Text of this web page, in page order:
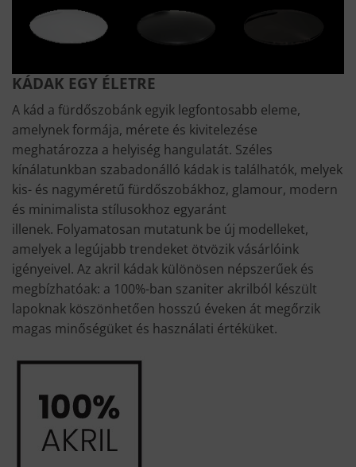
KÁDAK EGY ÉLETRE
A kád a fürdőszobánk egyik legfontosabb eleme,
amelynek formája, mérete és kivitelezése
meghatározza a helyiség hangulatát. Széles
kínálatunkban szabadonálló kádak is találhatók, melyek
kis- és nagyméretű fürdőszobákhoz, glamour, modern
és minimalista stílusokhoz egyaránt
illenek. Folyamatosan mutatunk be új modelleket,
amelyek a legújabb trendeket ötvözik vásárlóink
igényeivel. Az akril kádak különösen népszerűek és
megbízhatóak: a 100%-ban szaniter akrilból készült
lapoknak köszönhetően hosszú éveken át megőrzik
magas minőségüket és használati értéküket.